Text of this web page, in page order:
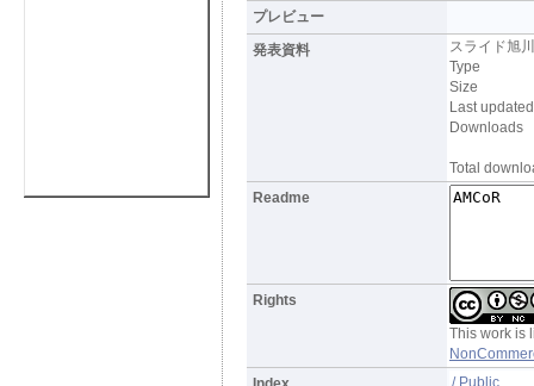
プレビュー
発表資料
スライド旭
Type
Size
Last updated
Downloads
Total
Readme
Rights
This work is
/ Public